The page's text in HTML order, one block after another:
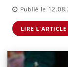
Publié le
LIRE L'ARTICLE